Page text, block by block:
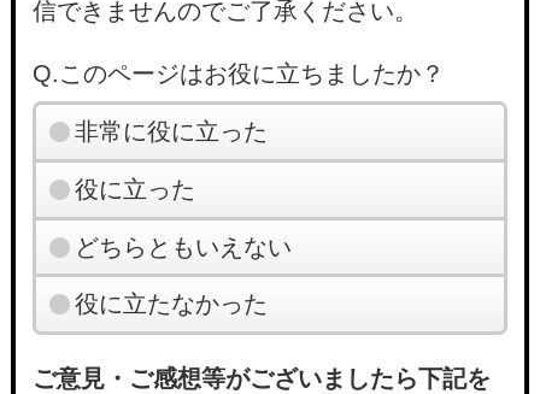
信できませんのでご了承ください。
Q.このページはお役に立ちましたか？
非常に役に立った
役に立った
どちらともいえない
役に立たなかった
ご意見・ご感想等がございましたら下記を